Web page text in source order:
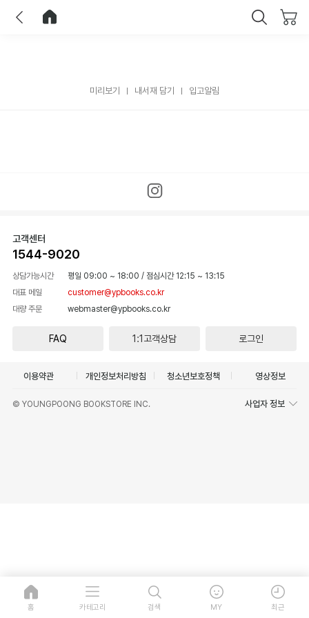
미리보기 내서재 담기 입고알림
고객센터
1544-9020
상담가능시간 평일 09:00 ~ 18:00 / 점심시간 12:15 ~ 13:15
대표 메일
customer@ypbooks.co.kr
대량 주문
webmaster@ypbooks.co.kr
FAQ 1:1고객상담 로그인
이용약관 개인정보처리방침 청소년보호정책 영상정보
© YOUNGPOONG BOOKSTORE INC. 사업자 정보
홈 카테고리 검색 MY 최근